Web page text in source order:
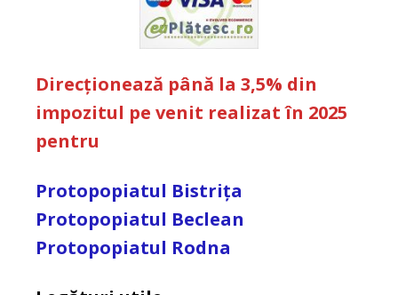
Direcționează până la 3,5% din
impozitul pe venit realizat în 2025
pentru
Protopopiatul Bistrița
Protopopiatul Beclean
Protopopiatul Rodna